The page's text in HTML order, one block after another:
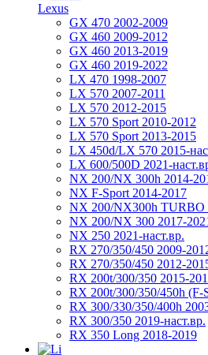
Lexus
GX 470 2002-2009
GX 460 2009-2012
GX 460 2013-2019
GX 460 2019-2022
LX 470 1998-2007
LX 570 2007-2011
LX 570 2012-2015
LX 570 Sport 2010-2012
LX 570 Sport 2013-2015
LX 450d/LX 570 2015-
LX 600/500D 2021-
NX 200/NX 300h 2014-
NX F-Sport 2014-2017
NX 200/NX300h TURBO
NX 200/NX 300 2017-
NX 250 2021-наст.вр.
RX 270/350/450 2009-
RX 270/350/450 2012-
RX 200t/300/350 2015-
RX 200t/300/350/450h (F-
RX 300/330/350/400h
RX 300/350 2019-наст.вр.
RX 350 Long 2018-2019